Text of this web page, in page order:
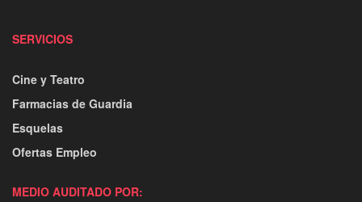
SERVICIOS
Cine y Teatro
Farmacias de Guardia
Esquelas
Ofertas Empleo
MEDIO AUDITADO POR: